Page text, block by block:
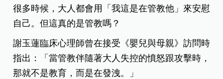
很多時候，大人都會用「我這是在管教他」來安慰
自己。但這真的是管教嗎？
謝玉蓮臨床心理師曾在接受《嬰兒與母親》訪問時
指出：「當管教伴隨著大人失控的憤怒跟攻擊時，
那就不是教育，而是在發洩。」